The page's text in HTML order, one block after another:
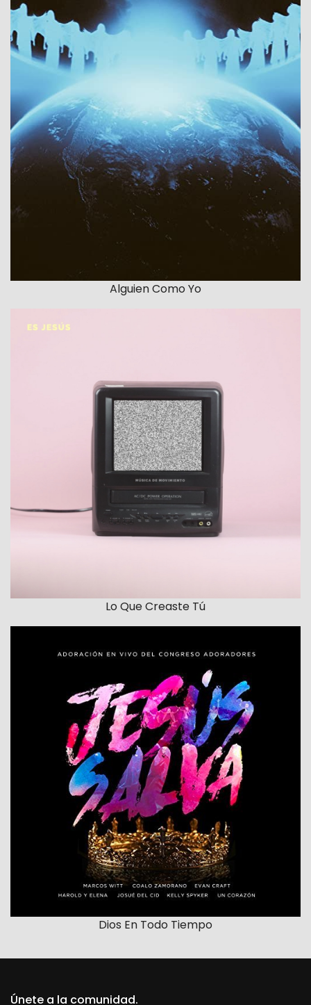
Alguien Como Yo
Lo Que Creaste Tú
Dios En Todo Tiempo
Únete a la comunidad.